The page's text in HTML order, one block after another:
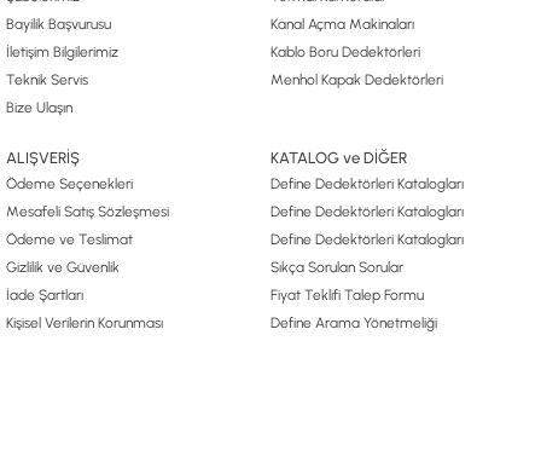
Bayilik Başvurusu
İletişim Bilgilerimiz
Teknik Servis
Bize Ulaşın
Kanal Açma Makinaları
Kablo Boru Dedektörleri
Menhol Kapak Dedektörleri
ALIŞVERİŞ
Ödeme Seçenekleri
Mesafeli Satış Sözleşmesi
Ödeme ve Teslimat
Gizlilik ve Güvenlik
İade Şartları
Kişisel Verilerin Korunması
KATALOG ve DİĞER
Define Dedektörleri Katalogları
Define Dedektörleri Katalogları
Define Dedektörleri Katalogları
Sıkça Sorulan Sorular
Fiyat Teklifi Talep Formu
Define Arama Yönetmeliği